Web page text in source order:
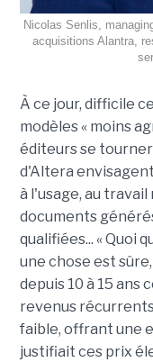
Nicolas Senlis,
acquisitions Alantra,
À ce jour, difficile
modèles « moins
éditeurs se
d'Altera
à l'usage, au
documents
qualifiées... « Quoi
une chose est
depuis 10 à 15 ans
revenus
faible, offrant une
justifiait ces prix